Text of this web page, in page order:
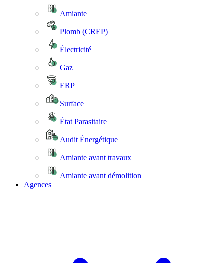
Amiante
Plomb (CREP)
Électricité
Gaz
ERP
Surface
État Parasitaire
Audit Énergétique
Amiante avant travaux
Amiante avant démolition
Agences